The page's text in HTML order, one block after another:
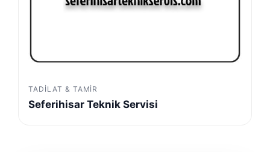
TADILAT & TAMIR
Seferihisar Teknik Servisi